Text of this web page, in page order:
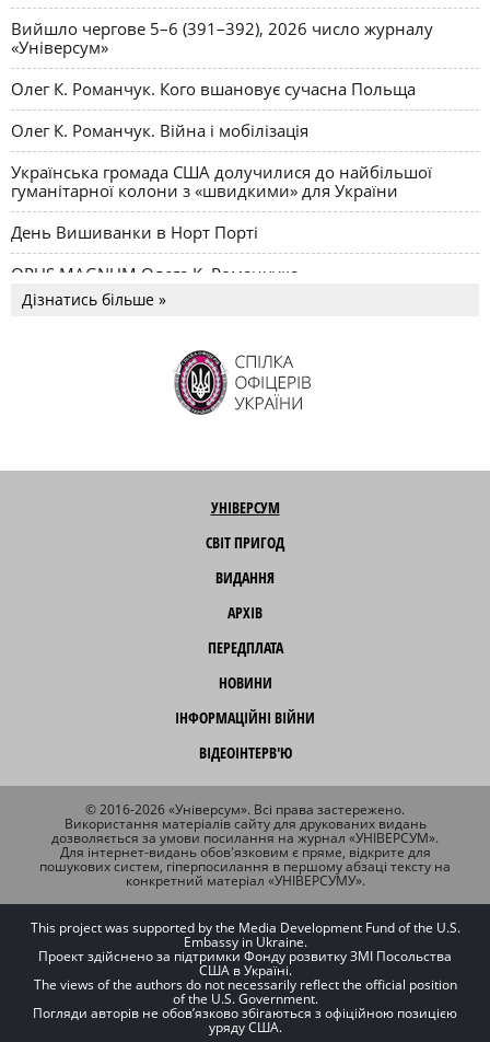
Вийшло чергове 5–6 (391–392), 2026 число журналу
«Універсум»
Олег К. Романчук. Кого вшановує сучасна Польща
Олег К. Романчук. Війна і мобілізація
Українська громада США долучилися до найбільшої
гуманітарної колони з «швидкими» для України
День Вишиванки в Норт Порті
OPUS MAGNUM Олега К. Романчука
Дізнатись більше »
УНІВЕРСУМ
СВІТ ПРИГОД
ВИДАННЯ
АРХІВ
ПЕРЕДПЛАТА
НОВИНИ
ІНФОРМАЦІЙНІ ВІЙНИ
ВІДЕОІНТЕРВ'Ю
© 2016-2026 «Універсум». Всі права застережено.
Використання матеріалів сайту для друкованих видань
дозволяється за умови посилання на журнал «УНІВЕРСУМ».
Для інтернет-видань обов'язковим є пряме, відкрите для
пошукових систем, гіперпосилання в першому абзаці тексту на
конкретний матеріал «УНІВЕРСУМУ».
This project was supported by the Media Development Fund of the U.S.
Embassy in Ukraine.
Проект здійснено за підтримки Фонду розвитку ЗМІ Посольства
США в Україні.
The views of the authors do not necessarily reflect the official position
of the U.S. Government.
Погляди авторів не обов’язково збігаються з офіційною позицією
уряду США.